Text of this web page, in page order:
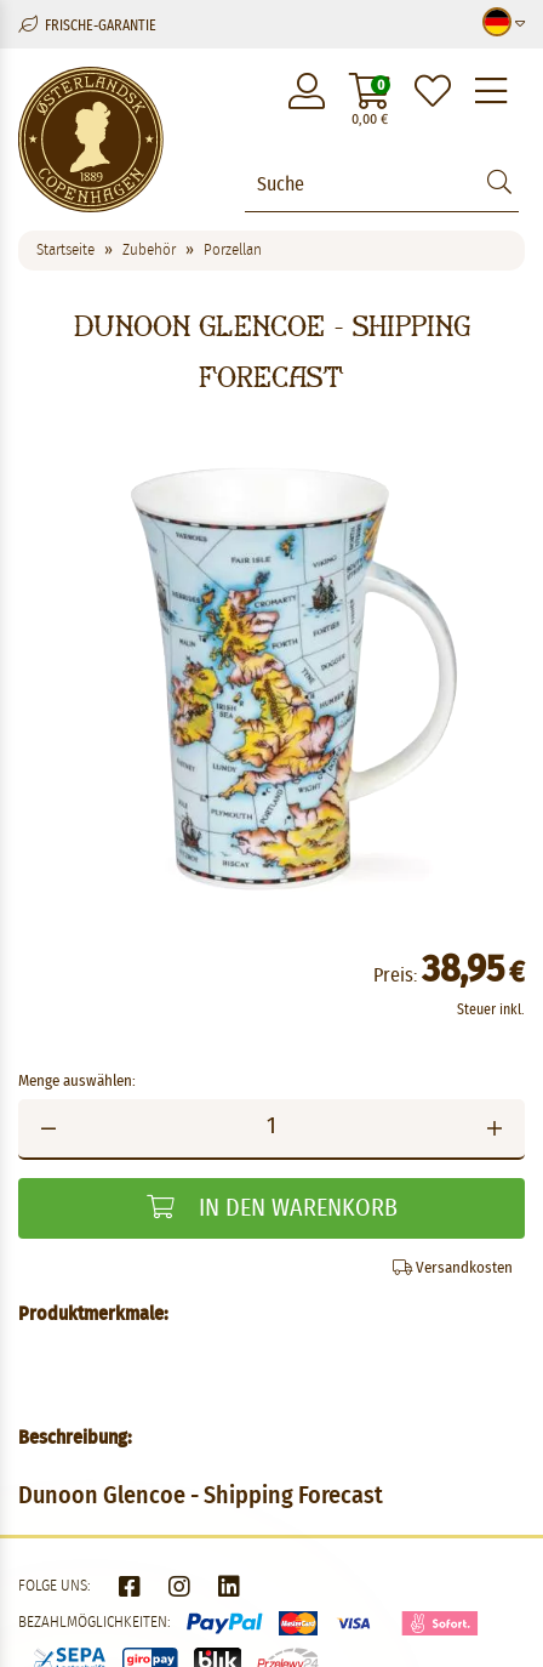
FRISCHE-GARANTIE
0,00€
0
Startseite Zubehör Porzellan
Dunoon Glencoe - Shipping
Forecast
Preis: 38,95€
Steuer inkl.
Menge auswählen:
IN DEN WARENKORB
Versandkosten
Produktmerkmale:
Beschreibung:
Dunoon Glencoe - Shipping Forecast
FOLGE UNS:
BEZAHLMÖGLICHKEITEN: